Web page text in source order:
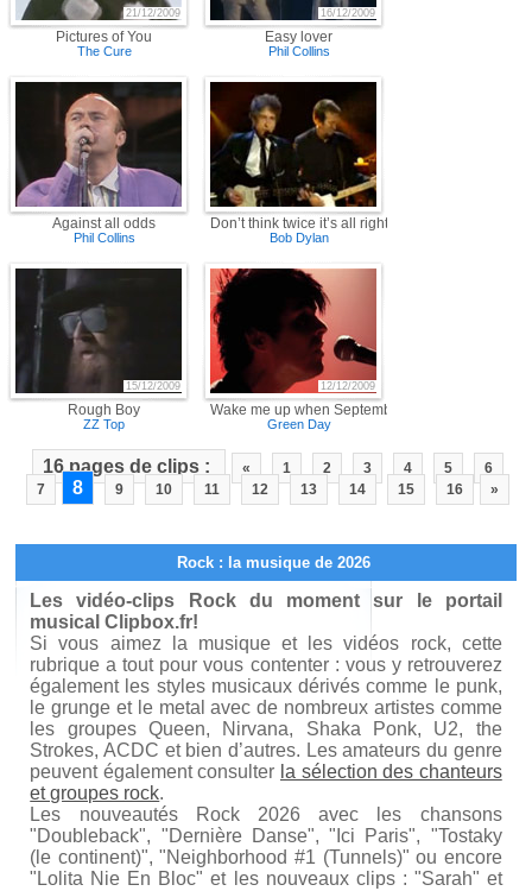
Pictures of You
21/12/2009
The Cure
Easy lover
16/12/2009
Phil Collins
Against all odds
Phil Collins
Don’t think twice it’s all right
Bob Dylan
Rough Boy
15/12/2009
ZZ Top
Wake me up when September ends…
12/12/2009
Green Day
16 pages de clips : « 1 2 3 4 5
6
7
8 9 10 11 12 13 14 15 16 »
Rock : la musique de 2026
Les vidéo-clips Rock du moment sur le portail
musical Clipbox.fr!
Si vous aimez la musique et les vidéos rock, cette
rubrique a tout pour vous contenter : vous y retrouverez
également les styles musicaux dérivés comme le punk,
le grunge et le metal avec de nombreux artistes comme
les groupes Queen, Nirvana, Shaka Ponk, U2, the
Strokes, ACDC et bien d’autres. Les amateurs du genre
peuvent également consulter la sélection des chanteurs
et groupes rock.
Les nouveautés Rock 2026 avec les chansons
"Doubleback", "Dernière Danse", "Ici Paris", "Tostaky
(le continent)", "Neighborhood #1 (Tunnels)" ou encore
"Lolita Nie En Bloc" et les nouveaux clips : "Sarah" et